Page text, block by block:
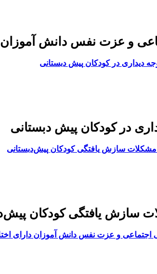
و عزت نفس دانش
دیداری در کودکان پیش دبستانی
در کودکان پیش دبستانی
سازش یافتگی کودکان پیش‌دبستانی
سازش یافتگی کودکان
اجتماعی و عزت نفس دانش آموزان دارای